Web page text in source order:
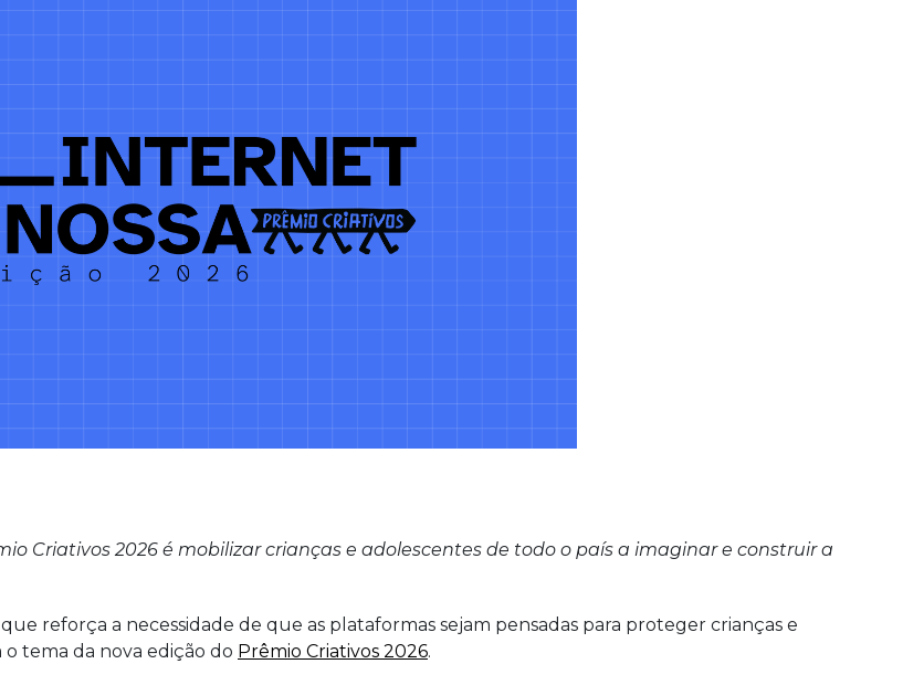
Criativos 2026 é mobilizar crianças e adolescentes de todo o país a imaginar e construir a
que reforça a necessidade de que as plataformas sejam pensadas para proteger crianças e
o tema da nova edição do Prêmio Criativos 2026.